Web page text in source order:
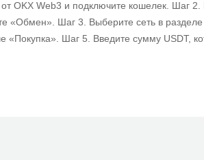
OKX Web3 и подключите кошелек. Шаг
«Обмен». Шаг 3. Выберите сеть в
«Покупка». Шаг 5. Введите сумму USDT,